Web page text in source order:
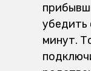
убедить
минут.